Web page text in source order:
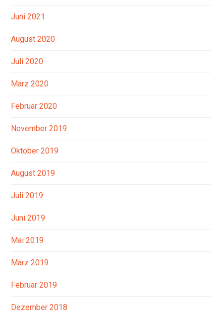
Juni 2021
August 2020
Juli 2020
März 2020
Februar 2020
November 2019
Oktober 2019
August 2019
Juli 2019
Juni 2019
Mai 2019
März 2019
Februar 2019
Dezember 2018